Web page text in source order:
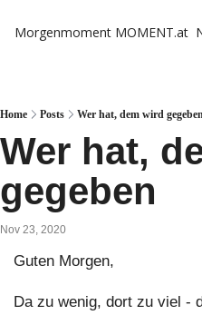
Morgenmoment MOMENT.at
Home Posts Wer hat, dem wird
Wer hat,
gegeben
Nov 23, 2020
Guten Morgen,
Da zu wenig, dort zu viel -